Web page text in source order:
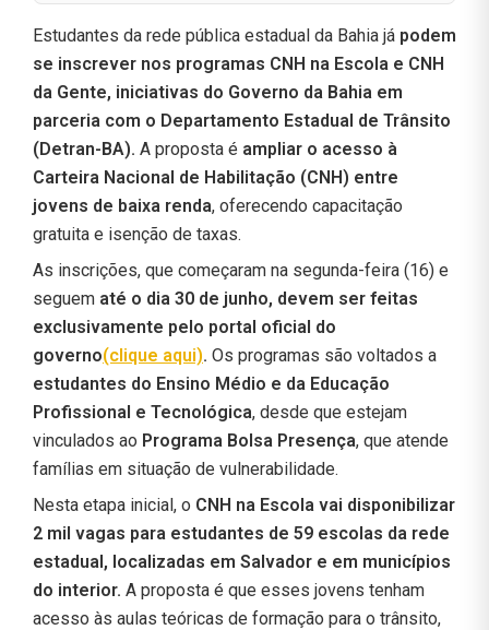
Estudantes da rede pública estadual da Bahia já podem
se inscrever nos programas CNH na Escola e CNH
da Gente, iniciativas do Governo da Bahia em
parceria com o Departamento Estadual de Trânsito
(Detran-BA). A proposta é ampliar o acesso à
Carteira Nacional de Habilitação (CNH) entre
jovens de baixa renda, oferecendo capacitação
gratuita e isenção de taxas.
As inscrições, que começaram na segunda-feira (16) e
seguem até o dia 30 de junho, devem ser feitas
exclusivamente pelo portal oficial do
governo(clique aqui). Os programas são voltados a
estudantes do Ensino Médio e da Educação
Profissional e Tecnológica, desde que estejam
vinculados ao Programa Bolsa Presença, que atende
famílias em situação de vulnerabilidade.
Nesta etapa inicial, o CNH na Escola vai disponibilizar
2 mil vagas para estudantes de 59 escolas da rede
estadual, localizadas em Salvador e em municípios
do interior. A proposta é que esses jovens tenham
acesso às aulas teóricas de formação para o trânsito,